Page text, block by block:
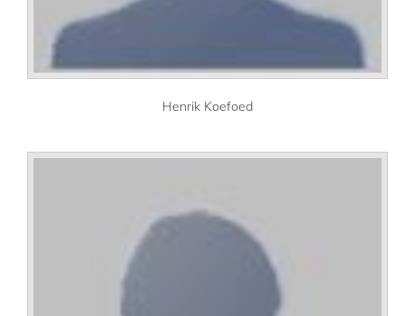
Henrik Koefoed